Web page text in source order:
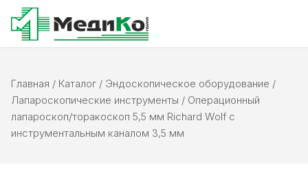
Главная / Каталог / Эндоскопическое оборудование /
Лапароскопические инструменты / Операционный
лапароскоп/торакоскоп 5,5 мм Richard Wolf с
инструментальным каналом 3,5 мм